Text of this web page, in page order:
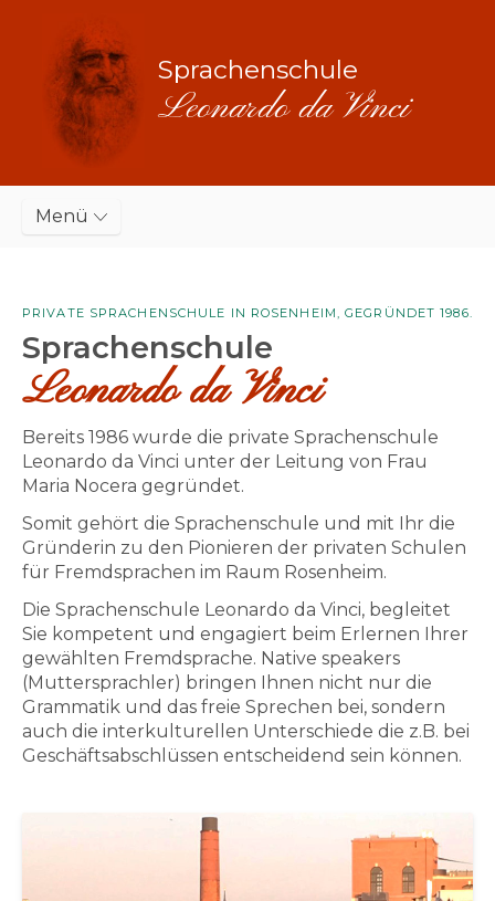
Sprachenschule
Leonardo da Vinci
Menü
PRIVATE SPRACHENSCHULE IN ROSENHEIM, GEGRÜNDET 1986.
Sprachenschule
Leonardo da Vinci
Bereits 1986 wurde die private Sprachenschule
Leonardo da Vinci unter der Leitung von Frau
Maria Nocera gegründet.
Somit gehört die Sprachenschule und mit Ihr die
Gründerin zu den Pionieren der privaten Schulen
für Fremdsprachen im Raum Rosenheim.
Die Sprachenschule Leonardo da Vinci, begleitet
Sie kompetent und engagiert beim Erlernen Ihrer
gewählten Fremdsprache. Native speakers
(Muttersprachler) bringen Ihnen nicht nur die
Grammatik und das freie Sprechen bei, sondern
auch die interkulturellen Unterschiede die z.B. bei
Geschäftsabschlüssen entscheidend sein können.